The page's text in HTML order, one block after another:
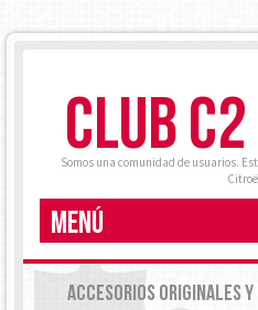
CLUB
Somos una comunidad de usuarios.
MENÚ
ACCESORIOS ORIGINALES